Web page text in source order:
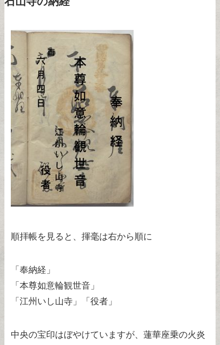
順拝帳を見ると、揮毫は右から順に
「奉納経」
「本尊如意輪観世音」
「江州いし山寺」「役者」
中央の宝印はぼやけていますが、蓮華座乗の火炎